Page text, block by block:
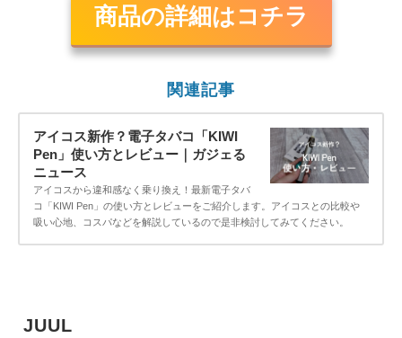
商品の詳細はコチラ
関連記事
アイコス新作？電子タバコ「KIWI
Pen」使い方とレビュー｜ガジェる
ニュース
アイコスから違和感なく乗り換え！最新電子タバ
コ「KIWI Pen」の使い方とレビューをご紹介します。アイコスとの比較や
吸い心地、コスパなどを解説しているので是非検討してみてください。
JUUL